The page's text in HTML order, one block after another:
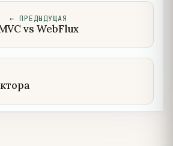
← ПРЕДЫДУЩАЯ
vs WebFlux